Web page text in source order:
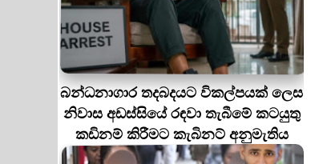
බන්ධනාගාර තදබදයට විකල්පයක් ලෙස
නිවාස අඩස්සියේ රඳවා තැබීමේ කටයුතු
කඩිනම් කිරීමට කැබිනට් අනුමැතිය